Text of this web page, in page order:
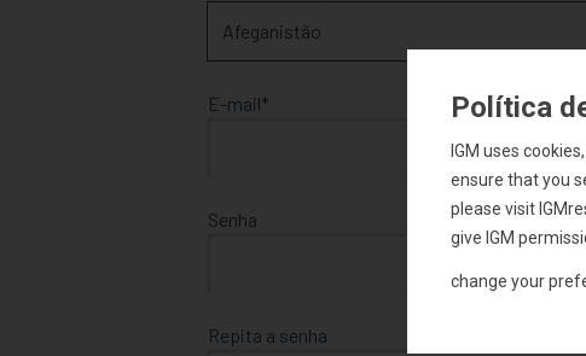
E-mail
Senha
Repita a senha
Política
IGM uses
ensure that you
please visit
give IGM
change your